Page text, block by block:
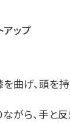
アップ
曲げ、頭を
がら、手と